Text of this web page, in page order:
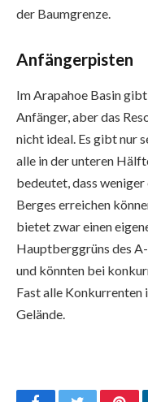
der Baumgrenze.
Anfängerpisten
Im Arapahoe Basin
Anfänger, aber das
nicht ideal. Es gibt nur
alle in der unteren
bedeutet, dass weniger
Berges erreichen
bietet zwar einen
Hauptberggrüns des
und könnten bei
Fast alle Konkurrenten
Gelände.